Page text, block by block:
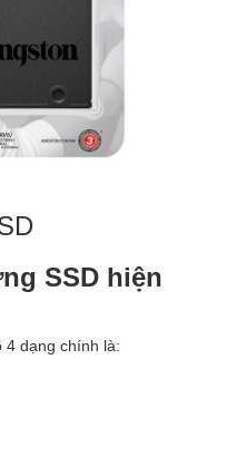
SSD hiện
4 dạng chính là: